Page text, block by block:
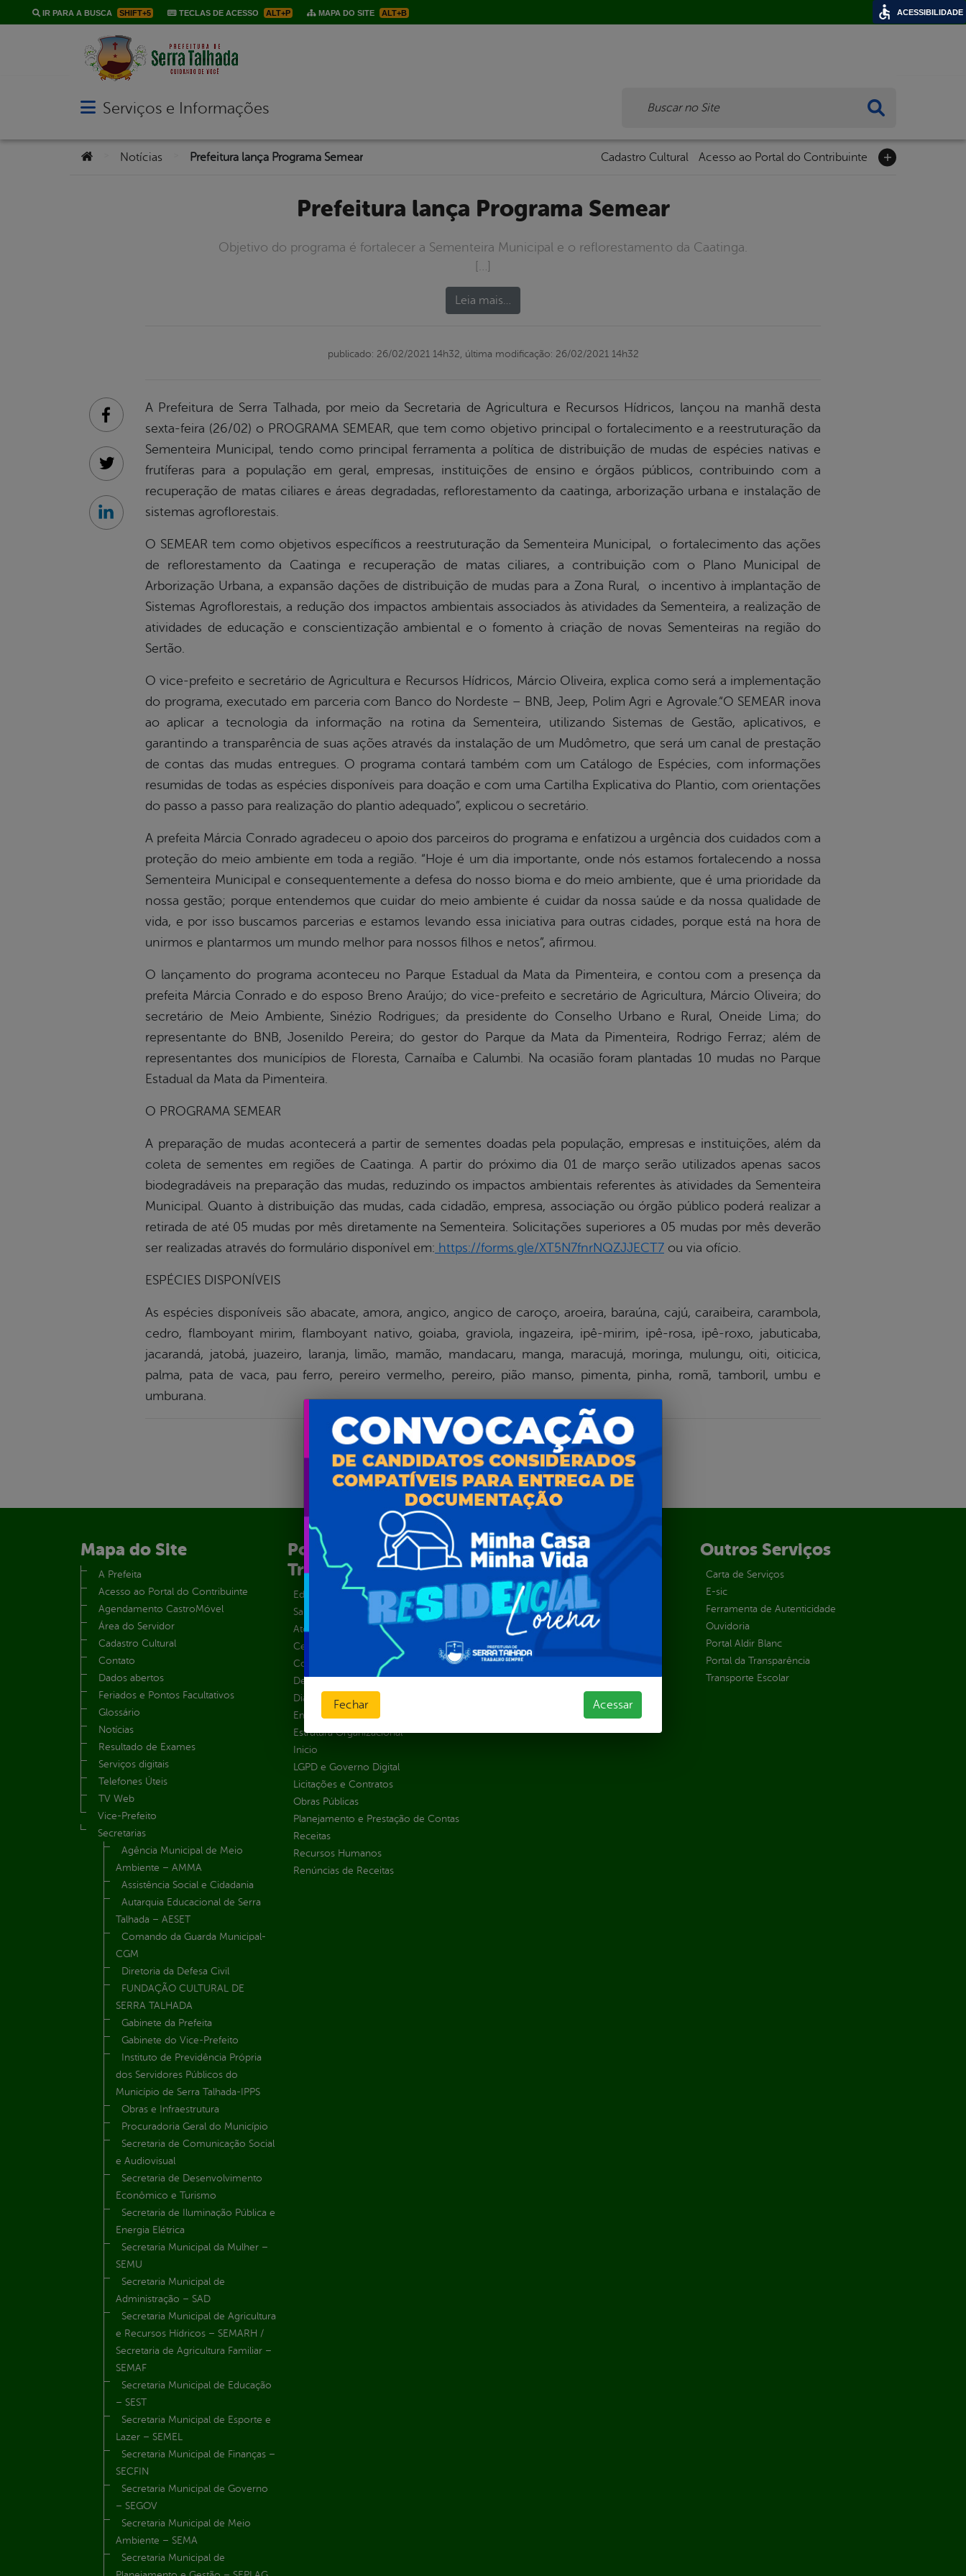
IR PARA A BUSCA SHIFT+5 TECLAS DE ACESSO ALT+P MAPA DO SITE ALT+B
Abrir menu principal de navegação
Serviços e Informações
Você está aqui:
Notícias Prefeitura lança Programa Semear Cadastro Cultural Acesso ao Portal do Contribuinte
Prefeitura lança Programa Semear
Objetivo do programa é fortalecer a Sementeira Municipal e o reflorestamento da Caatinga.
[…]
Leia mais…
publicado: 26/02/2021 14h32, última modificação: 26/02/2021 14h32
A Prefeitura de Serra Talhada, por meio da Secretaria de Agricultura e Recursos Hídricos, lançou na manhã desta
sexta-feira (26/02) o PROGRAMA SEMEAR, que tem como objetivo principal o fortalecimento e a reestruturação da
Sementeira Municipal, tendo como principal ferramenta a política de distribuição de mudas de espécies nativas e
frutíferas para a população em geral, empresas, instituições de ensino e órgãos públicos, contribuindo com a
recuperação de matas ciliares e áreas degradadas, reflorestamento da caatinga, arborização urbana e instalação de
sistemas agroflorestais.
O SEMEAR tem como objetivos específicos a reestruturação da Sementeira Municipal, o fortalecimento das ações
de reflorestamento da Caatinga e recuperação de matas ciliares, a contribuição com o Plano Municipal de
Arborização Urbana, a expansão dações de distribuição de mudas para a Zona Rural, o incentivo à implantação de
Sistemas Agroflorestais, a redução dos impactos ambientais associados às atividades da Sementeira, a realização de
atividades de educação e conscientização ambiental e o fomento à criação de novas Sementeiras na região do
Sertão.
O vice-prefeito e secretário de Agricultura e Recursos Hídricos, Márcio Oliveira, explica como será a implementação
do programa, executado em parceria com Banco do Nordeste – BNB, Jeep, Polim Agri e Agrovale.“O SEMEAR inova
ao aplicar a tecnologia da informação na rotina da Sementeira, utilizando Sistemas de Gestão, aplicativos, e
garantindo a transparência de suas ações através da instalação de um Mudômetro, que será um canal de prestação
de contas das mudas entregues. O programa contará também com um Catálogo de Espécies, com informações
resumidas de todas as espécies disponíveis para doação e com uma Cartilha Explicativa do Plantio, com orientações
do passo a passo para realização do plantio adequado”, explicou o secretário.
A prefeita Márcia Conrado agradeceu o apoio dos parceiros do programa e enfatizou a urgência dos cuidados com a
proteção do meio ambiente em toda a região. “Hoje é um dia importante, onde nós estamos fortalecendo a nossa
Sementeira Municipal e consequentemente a defesa do nosso bioma e do meio ambiente, que é uma prioridade da
nossa gestão; porque entendemos que cuidar do meio ambiente é cuidar da nossa saúde e da nossa qualidade de
vida, e por isso buscamos parcerias e estamos levando essa iniciativa para outras cidades, porque está na hora de
unirmos e plantarmos um mundo melhor para nossos filhos e netos”, afirmou.
O lançamento do programa aconteceu no Parque Estadual da Mata da Pimenteira, e contou com a presença da
prefeita Márcia Conrado e do esposo Breno Araújo; do vice-prefeito e secretário de Agricultura, Márcio Oliveira; do
secretário de Meio Ambiente, Sinézio Rodrigues; da presidente do Conselho Urbano e Rural, Oneide Lima; do
representante do BNB, Josenildo Pereira; do gestor do Parque da Mata da Pimenteira, Rodrigo Ferraz; além de
representantes dos municípios de Floresta, Carnaíba e Calumbi. Na ocasião foram plantadas 10 mudas no Parque
Estadual da Mata da Pimenteira.
O PROGRAMA SEMEAR
A preparação de mudas acontecerá a partir de sementes doadas pela população, empresas e instituições, além da
coleta de sementes em regiões de Caatinga. A partir do próximo dia 01 de março serão utilizados apenas sacos
biodegradáveis na preparação das mudas, reduzindo os impactos ambientais referentes às atividades da Sementeira
Municipal. Quanto à distribuição das mudas, cada cidadão, empresa, associação ou órgão público poderá realizar a
retirada de até 05 mudas por mês diretamente na Sementeira. Solicitações superiores a 05 mudas por mês deverão
ser realizadas através do formulário disponível em: https://forms.gle/XT5N7fnrNQZJJECT7 ou via ofício.
ESPÉCIES DISPONÍVEIS
As espécies disponíveis são abacate, amora, angico, angico de caroço, aroeira, baraúna, cajú, caraibeira, carambola,
cedro, flamboyant mirim, flamboyant nativo, goiaba, graviola, ingazeira, ipê-mirim, ipê-rosa, ipê-roxo, jabuticaba,
jacarandá, jatobá, juazeiro, laranja, limão, mamão, mandacaru, manga, maracujá, moringa, mulungu, oiti, oiticica,
palma, pata de vaca, pau ferro, pereiro vermelho, pereiro, pião manso, pimenta, pinha, romã, tamboril, umbu e
umburana.
Facebook
Twitter
Linkedin
Mapa do Site
A Prefeita
Acesso ao Portal do Contribuinte
Agendamento CastroMóvel
Área do Servidor
Cadastro Cultural
Contato
Dados abertos
Feriados e Pontos Facultativos
Glossário
Notícias
Resultado de Exames
Serviços digitais
Telefones Úteis
TV Web
Vice-Prefeito
Secretarias
Agência Municipal de Meio
Ambiente – AMMA
Assistência Social e Cidadania
Autarquia Educacional de Serra
Talhada – AESET
Comando da Guarda Municipal-
CGM
Diretoria da Defesa Civil
FUNDAÇÃO CULTURAL DE
SERRA TALHADA
Gabinete da Prefeita
Gabinete do Vice-Prefeito
Instituto de Previdência Própria
dos Servidores Públicos do
Município de Serra Talhada-IPPS
Obras e Infraestrutura
Procuradoria Geral do Município
Secretaria de Comunicação Social
e Audiovisual
Secretaria de Desenvolvimento
Econômico e Turismo
Secretaria de Iluminação Pública e
Energia Elétrica
Secretaria Municipal da Mulher –
SEMU
Secretaria Municipal de
Administração – SAD
Secretaria Municipal de Agricultura
e Recursos Hídricos – SEMARH /
Secretaria de Agricultura Familiar –
SEMAF
Secretaria Municipal de Educação
– SEST
Secretaria Municipal de Esporte e
Lazer – SEMEL
Secretaria Municipal de Finanças –
SECFIN
Secretaria Municipal de Governo
– SEGOV
Secretaria Municipal de Meio
Ambiente – SEMA
Secretaria Municipal de
Portal da
Transparência
Educação
Saúde
Atos normativos
Central de Dúvidas
Convênios e Transferências
Despesas
Diárias
Emendas parlamentares
Estrutura Organizacional
Inicio
LGPD e Governo Digital
Licitações e Contratos
Obras Públicas
Planejamento e Prestação de Contas
Receitas
Recursos Humanos
Renúncias de Receitas
E-sic
Consulte sua Solicitação
Decretos
Estatísticas
Formulários
Prazos e autoridades
Sic Físico
Outros Serviços
Carta de Serviços
E-sic
Ferramenta de Autenticidade
Ouvidoria
Portal Aldir Blanc
Portal da Transparência
Transporte Escolar
Fechar Acessar
ACESSIBILIDADE